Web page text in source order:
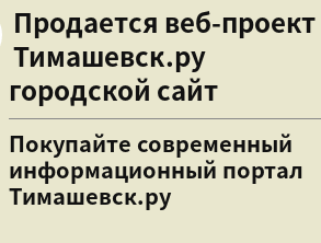
Продается веб-проект
Тимашевск.ру
городской сайт
Покупайте современный
информационный портал
Тимашевск.ру